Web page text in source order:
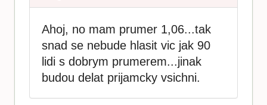
Ahoj, no mam prumer 1,06...tak
snad se nebude hlasit vic jak 90
lidi s dobrym prumerem...jinak
budou delat prijamcky vsichni.